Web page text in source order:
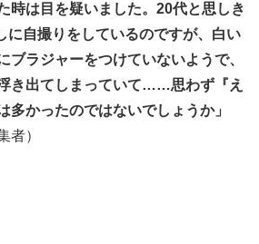
時は目を疑いました。20代と思しき
に自撮りをしているのですが、白い
ブラジャーをつけていないようで、
き出てしまっていて……思わず『え
多かったのではないでしょうか」
者）